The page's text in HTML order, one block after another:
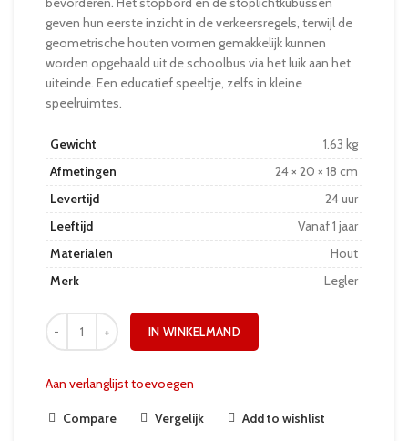
geven hun eerste inzicht in de verkeersregels, terwijl de
geometrische houten vormen gemakkelijk kunnen
worden opgehaald uit de schoolbus via het luik aan het
uiteinde. Een educatief speeltje, zelfs in kleine
speelruimtes.
Gewicht
1.63 kg
Afmetingen
24 × 20 × 18 cm
Levertijd
24 uur
Leeftijd
Vanaf 1 jaar
Materialen
Hout
Merk
Legler
IN WINKELMAND
Aan verlanglijst toevoegen
Compare Vergelijk Add to wishlist